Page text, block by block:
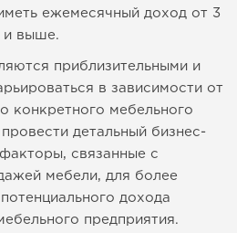
ежемесячный доход от 3
и выше.
приблизительными и
в зависимости от
конкретного мебельного
детальный бизнес-
связанные с
мебели, для более
дохода
предприятия.